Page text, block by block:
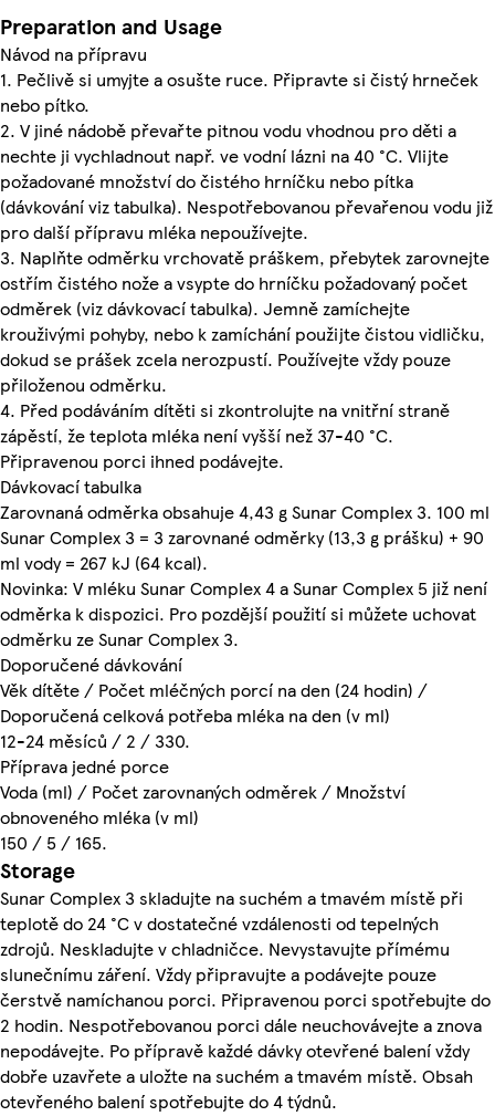
Preparation and Usage
Návod na přípravu
1. Pečlivě si umyjte a osušte ruce. Připravte si čistý hrneček
nebo pítko.
2. V jiné nádobě převařte pitnou vodu vhodnou pro děti a
nechte ji vychladnout např. ve vodní lázni na 40 °C. Vlijte
požadované množství do čistého hrníčku nebo pítka
(dávkování viz tabulka). Nespotřebovanou převařenou vodu již
pro další přípravu mléka nepoužívejte.
3. Naplňte odměrku vrchovatě práškem, přebytek zarovnejte
ostřím čistého nože a vsypte do hrníčku požadovaný počet
odměrek (viz dávkovací tabulka). Jemně zamíchejte
krouživými pohyby, nebo k zamíchání použijte čistou vidličku,
dokud se prášek zcela nerozpustí. Používejte vždy pouze
přiloženou odměrku.
4. Před podáváním dítěti si zkontrolujte na vnitřní straně
zápěstí, že teplota mléka není vyšší než 37-40 °C.
Připravenou porci ihned podávejte.
Dávkovací tabulka
Zarovnaná odměrka obsahuje 4,43 g Sunar Complex 3. 100 ml
Sunar Complex 3 = 3 zarovnané odměrky (13,3 g prášku) + 90
ml vody = 267 kJ (64 kcal).
Novinka: V mléku Sunar Complex 4 a Sunar Complex 5 již není
odměrka k dispozici. Pro pozdější použití si můžete uchovat
odměrku ze Sunar Complex 3.
Doporučené dávkování
Věk dítěte / Počet mléčných porcí na den (24 hodin) /
Doporučená celková potřeba mléka na den (v ml)
12-24 měsíců / 2 / 330.
Příprava jedné porce
Voda (ml) / Počet zarovnaných odměrek / Množství
obnoveného mléka (v ml)
150 / 5 / 165.
Storage
Sunar Complex 3 skladujte na suchém a tmavém místě při
teplotě do 24 °C v dostatečné vzdálenosti od tepelných
zdrojů. Neskladujte v chladničce. Nevystavujte přímému
slunečnímu záření. Vždy připravujte a podávejte pouze
čerstvě namíchanou porci. Připravenou porci spotřebujte do
2 hodin. Nespotřebovanou porci dále neuchovávejte a znova
nepodávejte. Po přípravě každé dávky otevřené balení vždy
dobře uzavřete a uložte na suchém a tmavém místě. Obsah
otevřeného balení spotřebujte do 4 týdnů.